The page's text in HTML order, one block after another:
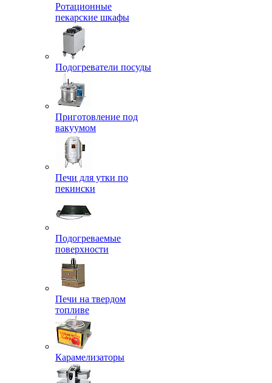
Ротационные
пекарские шкафы
Подогреватели посуды
Приготовление под
вакуумом
Печи для утки по
пекински
Подогреваемые
поверхности
Печи на твердом
топливе
Карамелизаторы